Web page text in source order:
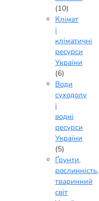
(10)
Клімат
і
кліматичні
ресурси
України
(6)
Води
суходолу
і
водні
ресурси
України
(5)
Ґрунти,
рослинність,
тваринний
світ